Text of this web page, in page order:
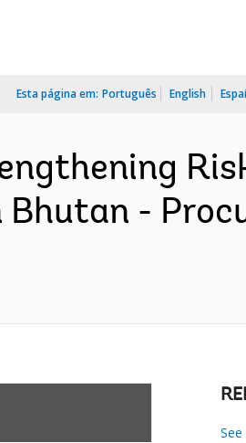
Esta página em: Português English
-